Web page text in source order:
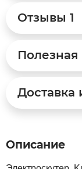
Отзывы 1
Доставка
Описание